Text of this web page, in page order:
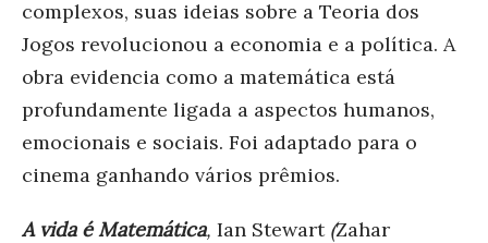
complexos, suas ideias sobre a Teoria dos
Jogos revolucionou a economia e a política. A
obra evidencia como a matemática está
profundamente ligada a aspectos humanos,
emocionais e sociais. Foi adaptado para o
cinema ganhando vários prêmios.
A vida é Matemática, Ian Stewart(Zahar